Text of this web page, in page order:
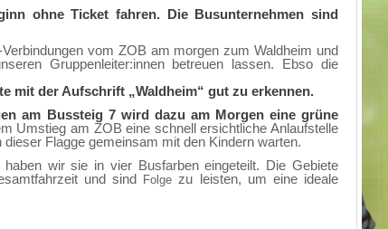
ohne Ticket fahren. Die Busunternehmen sind
vom ZOB am morgen zum Waldheim und
Gruppenleiter:innen betreuen lassen. Ebso die
mit der Aufschrift „Waldheim“ gut zu erkennen.
am Bussteig 7 wird dazu am Morgen eine grüne
Umstieg am ZOB eine schnell ersichtliche Anlaufstelle
Flagge gemeinsam mit den Kindern warten.
wir sie in vier Busfarben eingeteilt. Die Gebiete
und sind Folge zu leisten, um eine ideale